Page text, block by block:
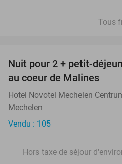
Tous
Nuit pour 2 + petit-
au coeur de Malines
Hotel Novotel Mechelen
Mechelen
Vendu : 105
Hors taxe de séjour